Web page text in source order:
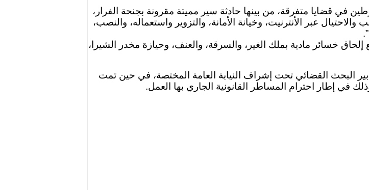
في قضايا متفرقة، من بينها حادثة سير مميتة مقرونة بجنحة الفرار،
عبر الأنترنيت، وخيانة الأمانة، والتزوير واستعماله، والنصب،
خسائر مادية بملك الغير، والسرقة، والعنف، وحيازة مخدر الشيرا،
البحث القضائي تحت إشراف النيابة العامة المختصة، في حين تمت
في إطار احترام المساطر القانونية الجاري بها العمل.